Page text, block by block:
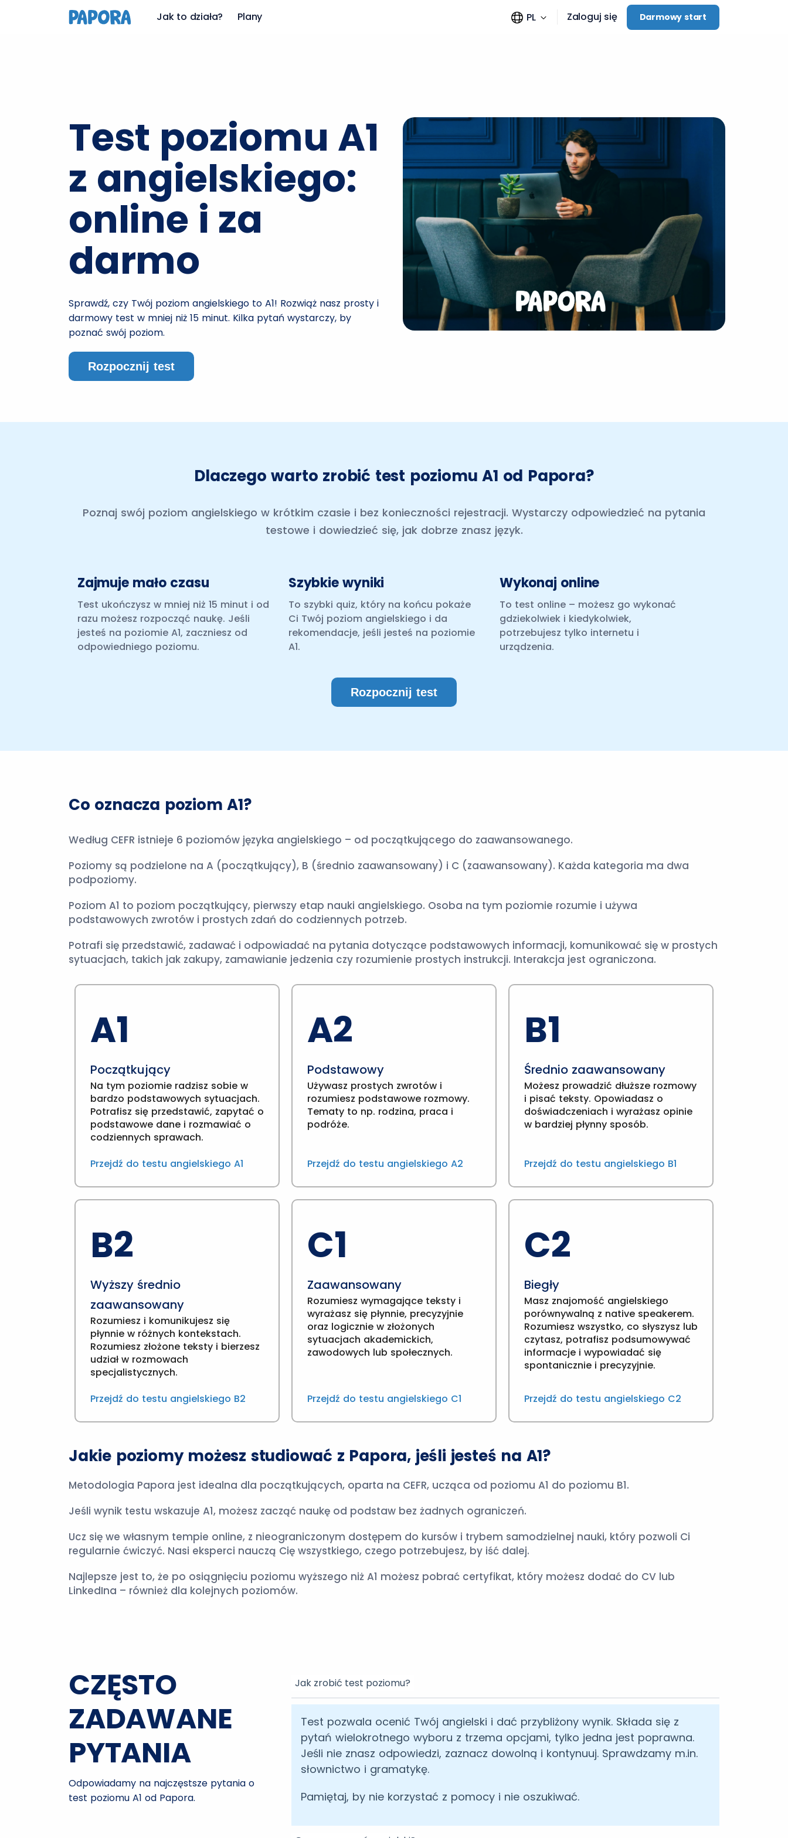
Jak to działa? Plany PL Zaloguj się Darmowy start
Test poziomu A1
z angielskiego:
online i za
darmo
Sprawdź, czy Twój poziom angielskiego to A1! Rozwiąż nasz prosty i
darmowy test w mniej niż 15 minut. Kilka pytań wystarczy, by
poznać swój poziom.
Rozpocznij test
Dlaczego warto zrobić test poziomu A1 od Papora?
Poznaj swój poziom angielskiego w krótkim czasie i bez konieczności rejestracji. Wystarczy odpowiedzieć na pytania
testowe i dowiedzieć się, jak dobrze znasz język.
Zajmuje mało czasu
Test ukończysz w mniej niż 15 minut i od
razu możesz rozpocząć naukę. Jeśli
jesteś na poziomie A1, zaczniesz od
odpowiedniego poziomu.
Szybkie wyniki
To szybki quiz, który na końcu pokaże
Ci Twój poziom angielskiego i da
rekomendacje, jeśli jesteś na poziomie
A1.
Wykonaj online
To test online – możesz go wykonać
gdziekolwiek i kiedykolwiek,
potrzebujesz tylko internetu i
urządzenia.
Rozpocznij test
Co oznacza poziom A1?
Według CEFR istnieje 6 poziomów języka angielskiego – od początkującego do zaawansowanego.
Poziomy są podzielone na A (początkujący), B (średnio zaawansowany) i C (zaawansowany). Każda kategoria ma dwa
podpoziomy.
Poziom A1 to poziom początkujący, pierwszy etap nauki angielskiego. Osoba na tym poziomie rozumie i używa
podstawowych zwrotów i prostych zdań do codziennych potrzeb.
Potrafi się przedstawić, zadawać i odpowiadać na pytania dotyczące podstawowych informacji, komunikować się w prostych
sytuacjach, takich jak zakupy, zamawianie jedzenia czy rozumienie prostych instrukcji. Interakcja jest ograniczona.
A1
Początkujący
Na tym poziomie radzisz sobie w
bardzo podstawowych sytuacjach.
Potrafisz się przedstawić, zapytać o
podstawowe dane i rozmawiać o
codziennych sprawach.
Przejdź do testu angielskiego A1
A2
Podstawowy
Używasz prostych zwrotów i
rozumiesz podstawowe rozmowy.
Tematy to np. rodzina, praca i
podróże.
Przejdź do testu angielskiego A2
B1
Średnio zaawansowany
Możesz prowadzić dłuższe rozmowy
i pisać teksty. Opowiadasz o
doświadczeniach i wyrażasz opinie
w bardziej płynny sposób.
Przejdź do testu angielskiego B1
B2
Wyższy średnio
zaawansowany
Rozumiesz i komunikujesz się
płynnie w różnych kontekstach.
Rozumiesz złożone teksty i bierzesz
udział w rozmowach
specjalistycznych.
Przejdź do testu angielskiego B2
C1
Zaawansowany
Rozumiesz wymagające teksty i
wyrażasz się płynnie, precyzyjnie
oraz logicznie w złożonych
sytuacjach akademickich,
zawodowych lub społecznych.
Przejdź do testu angielskiego C1
C2
Biegły
Masz znajomość angielskiego
porównywalną z native speakerem.
Rozumiesz wszystko, co słyszysz lub
czytasz, potrafisz podsumowywać
informacje i wypowiadać się
spontanicznie i precyzyjnie.
Przejdź do testu angielskiego C2
Jakie poziomy możesz studiować z Papora, jeśli jesteś na A1?
Metodologia Papora jest idealna dla początkujących, oparta na CEFR, ucząca od poziomu A1 do poziomu B1.
Jeśli wynik testu wskazuje A1, możesz zacząć naukę od podstaw bez żadnych ograniczeń.
Ucz się we własnym tempie online, z nieograniczonym dostępem do kursów i trybem samodzielnej nauki, który pozwoli Ci
regularnie ćwiczyć. Nasi eksperci nauczą Cię wszystkiego, czego potrzebujesz, by iść dalej.
Najlepsze jest to, że po osiągnięciu poziomu wyższego niż A1 możesz pobrać certyfikat, który możesz dodać do CV lub
LinkedIna – również dla kolejnych poziomów.
CZĘSTO
ZADAWANE
PYTANIA
Odpowiadamy na najczęstsze pytania o
test poziomu A1 od Papora.
Jak zrobić test poziomu?
Test pozwala ocenić Twój angielski i dać przybliżony wynik. Składa się z
pytań wielokrotnego wyboru z trzema opcjami, tylko jedna jest poprawna.
Jeśli nie znasz odpowiedzi, zaznacz dowolną i kontynuuj. Sprawdzamy m.in.
słownictwo i gramatykę.
Pamiętaj, by nie korzystać z pomocy i nie oszukiwać.